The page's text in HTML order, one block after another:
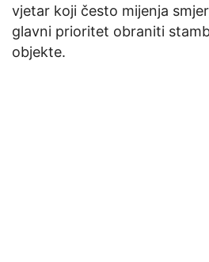
vjetar koji često mijenja
glavni prioritet obraniti
objekte.